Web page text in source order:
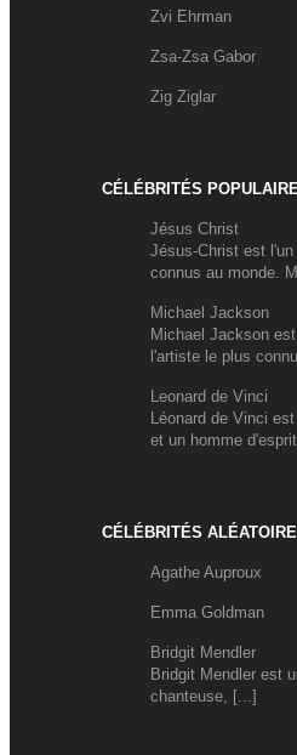
Zvi Ehrman
Zsa-Zsa Gabor
Zig Ziglar
CÉLÉBRITÉS
Jésus Christ
Jésus-Christ est
connus au monde.
Michael Jackson
Michael Jackson
l'artiste le plus
Leonard de Vinci
Léonard de Vinci
et un homme
CÉLÉBRITÉS
Agathe Auproux
Emma Goldman
Bridgit Mendler
Bridgit Mendler est
chanteuse, [...]